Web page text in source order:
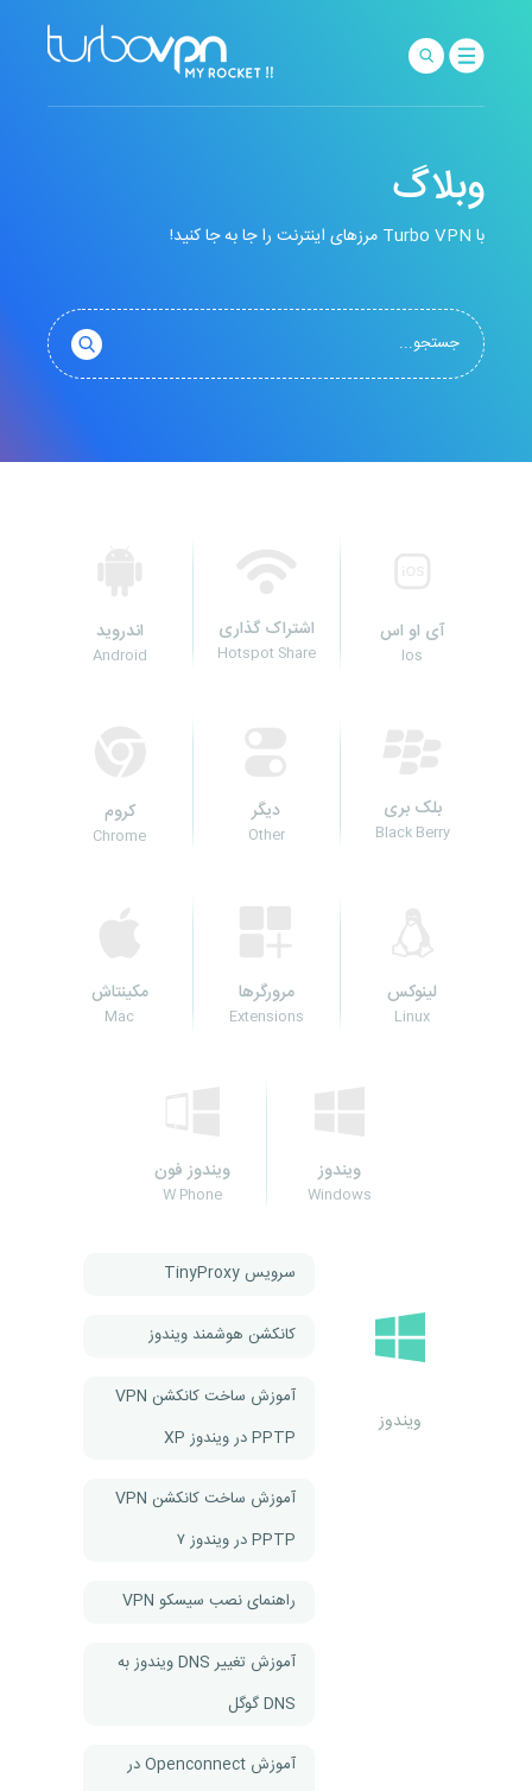
وبلاگ
با Turbo VPN مرزهای اینترنت را جا به جا کنید!
آی او اس
Ios
اشتراک گذاری
Hotspot Share
اندروید
Android
بلک بری
Black Berry
دیگر
Other
کروم
Chrome
لینوکس
Linux
مرورگرها
Extensions
مکینتاش
Mac
ویندوز
Windows
ویندوز فون
W Phone
ویندوز
سرویس TinyProxy
کانکشن هوشمند ویندوز
آموزش ساخت کانکشن VPN
PPTP در ویندوز XP
آموزش ساخت کانکشن VPN
PPTP در ویندوز ۷
راهنمای نصب سیسکو VPN
آموزش تغییر DNS ویندوز به
DNS گوگل
آموزش Openconnect در